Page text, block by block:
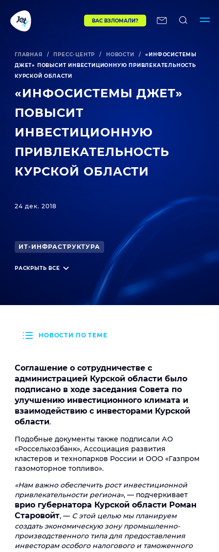
ВАС ВЗЛОМАЛИ?
ГЛАВНАЯ / ПРЕСС-ЦЕНТР / НОВОСТИ /
«ИНФОСИСТЕМЫ
ДЖЕТ» ПОВЫСИТ ИНВЕСТИЦИОННУЮ ПРИВЛЕКАТЕЛЬНОСТЬ
КУРСКОЙ ОБЛАСТИ
«ИНФОСИСТЕМЫ ДЖЕТ»
ПОВЫСИТ
ИНВЕСТИЦИОННУЮ
ПРИВЛЕКАТЕЛЬНОСТЬ
КУРСКОЙ ОБЛАСТИ
24 дек. 2018
ИТ-ИНФРАСТРУКТУРА
СЕТИ И ИНЖЕНЕРНАЯ ИНФРАСТРУКТУРА
РАСКРЫТЬ ВСЕ
НОВОСТИ ПО ТЕМЕ
Соглашение о сотрудничестве с
администрацией Курской области было
подписано в ходе заседания Совета по
улучшению инвестиционного климата и
взаимодействию с инвесторами Курской
области.
Подобные документы также подписали АО
«Россельхозбанк», Ассоциация развития
кластеров и технопарков России и ООО «Газпром
газомоторное топливо».
«Нам важно обеспечить рост инвестиционной
привлекательности региона», — подчеркивает
врио губернатора Курской области Роман
Старовойт, — С этой целью мы планируем
создать экономическую зону промышленно-
производственного типа для предоставления
инвесторам особого налогового и таможенного